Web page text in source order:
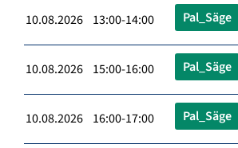
10.08.2026 13:00-14:00 Pal_Säge
10.08.2026 15:00-16:00 Pal_Säge
10.08.2026 16:00-17:00 Pal_Säge